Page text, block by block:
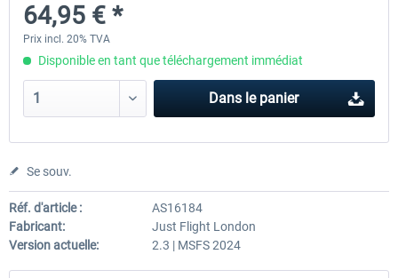
40,29 € *
64,95 € *
Prix incl. 20% TVA
Disponible en tant que téléchargement immédiat
Dans le panier
Se souv.
Réf. d'article :
AS16184
Fabricant:
Just Flight London
Version actuelle:
2.3 | MSFS 2024